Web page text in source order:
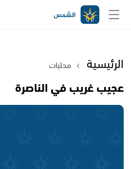
الرئيسية محليات
عجيب غريب في الناصرة